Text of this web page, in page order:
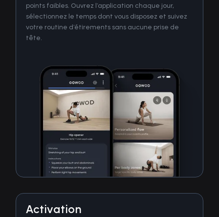
points faibles. Ouvrez l’application chaque jour,
sélectionnez le temps dont vous disposez et suivez
votre routine d’étirements sans aucune prise de
tête.
Activation